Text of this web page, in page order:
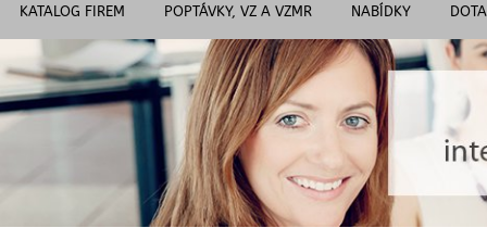
KATALOG FIREM POPTÁVKY, VZ A VZMR NABÍDKY